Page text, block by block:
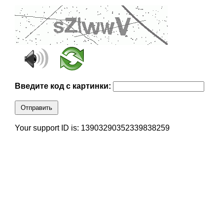
Введите код с картинки:
Отправить
Your support ID is: 13903290352339838259